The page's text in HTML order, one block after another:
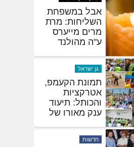
שיינברגר תיעד:
חסידי חב"ד
נוהרים לציונו
של ר' לויק
ברוך דיין האמת
אבל במשפחת
השליחות: מרת
מרים מייערס
ע"ה מהולנד
גן ישראל